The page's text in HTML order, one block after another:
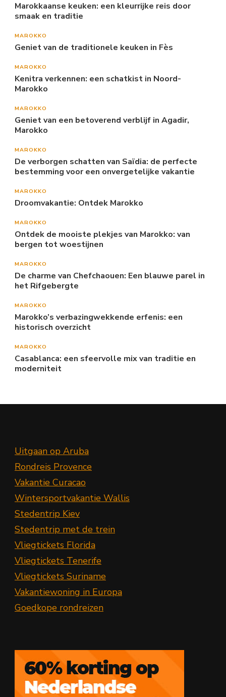
Marokkaanse keuken: een kleurrijke reis door
smaak en traditie
MAROKKO
Geniet van de traditionele keuken in Fès
MAROKKO
Kenitra verkennen: een schatkist in Noord-
Marokko
MAROKKO
Geniet van een betoverend verblijf in Agadir,
Marokko
MAROKKO
De verborgen schatten van Saïdia: de perfecte
bestemming voor een onvergetelijke vakantie
MAROKKO
Droomvakantie: Ontdek Marokko
MAROKKO
Ontdek de mooiste plekjes van Marokko: van
bergen tot woestijnen
MAROKKO
De charme van Chefchaouen: Een blauwe parel in
het Rifgebergte
MAROKKO
Marokko’s verbazingwekkende erfenis: een
historisch overzicht
MAROKKO
Casablanca: een sfeervolle mix van traditie en
moderniteit
Uitgaan op Aruba
Rondreis Provence
Vakantie Curacao
Wintersportvakantie Wallis
Stedentrip Kiev
Stedentrip met de trein
Vliegtickets Florida
Vliegtickets Tenerife
Vliegtickets Suriname
Vakantiewoning in Europa
Goedkope rondreizen